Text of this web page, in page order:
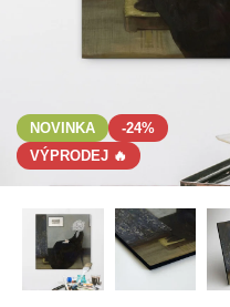
NOVINKA
-24%
VÝPRODEJ 🔥